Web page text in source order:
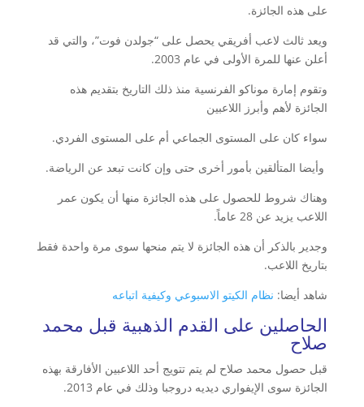
على هذه الجائزة.
ويعد ثالث لاعب أفريقي يحصل على “جولدن فوت”، والتي قد
أعلن عنها للمرة الأولى في عام 2003.
وتقوم إمارة موناكو الفرنسية منذ ذلك التاريخ بتقديم هذه
الجائزة لأهم وأبرز اللاعبين
سواء كان على المستوى الجماعي أم على المستوى الفردي.
وأيضا المتألقين بأمور أخرى حتى وإن كانت تبعد عن الرياضة.
وهناك شروط للحصول على هذه الجائزة منها أن يكون عمر
اللاعب يزيد عن 28 عاماً.
وجدير بالذكر أن هذه الجائزة لا يتم منحها سوى مرة واحدة فقط
بتاريخ اللاعب.
شاهد أيضا: نظام الكيتو الاسبوعي وكيفية اتباعه
الحاصلين على القدم الذهبية قبل محمد
صلاح
قبل حصول محمد صلاح لم يتم تتويج أحد اللاعبين الأفارقة بهذه
الجائزة سوى الإيفواري ديديه دروجبا وذلك في عام 2013.